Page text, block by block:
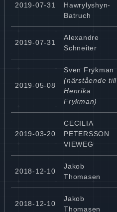
2019-07-31
Hawrylyshyn-
Batruch
2019-07-31
Alexandre
Schneiter
2019-05-08
Sven Frykman
(närstående till
Henrika
Frykman)
2019-03-20
CECILIA
PETERSSON
VIEWEG
2018-12-10
Jakob
Thomasen
2018-12-10
Jakob
Thomasen